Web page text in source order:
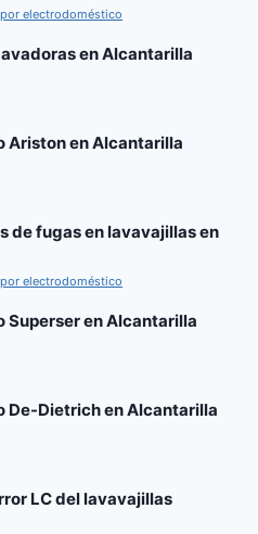
electrodoméstico
en Alcantarilla
Ariston en Alcantarilla
de fugas en lavavajillas en
electrodoméstico
Superser en Alcantarilla
De-Dietrich en Alcantarilla
LC del lavavajillas